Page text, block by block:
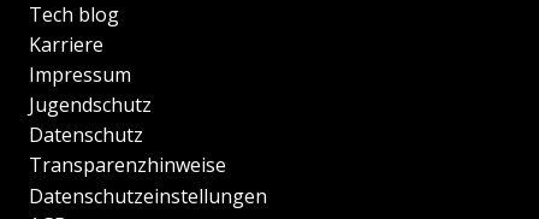
Tech blog
Karriere
Impressum
Jugendschutz
Datenschutz
Transparenzhinweise
Datenschutzeinstellungen